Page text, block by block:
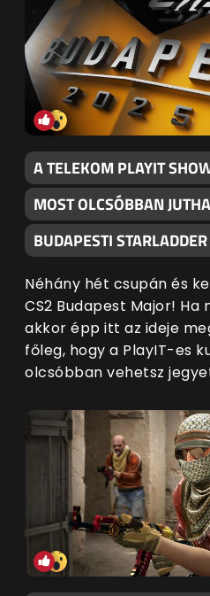
A TELEKOM PLAYIT
MOST OLCSÓBBAN
BUDAPESTI
Néhány hét csupán és
CS2 Budapest Major! Ha
akkor épp itt az ideje
főleg, hogy a PlayIT-es
olcsóbban vehetsz